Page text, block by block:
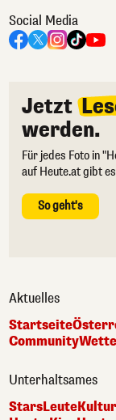
Social Media
Jetzt
werden.
Für jedes Foto in
auf Heute.at gibt
So geht's
Aktuelles
Startseite
Community
Unterhaltsames
StarsLeuteKultur